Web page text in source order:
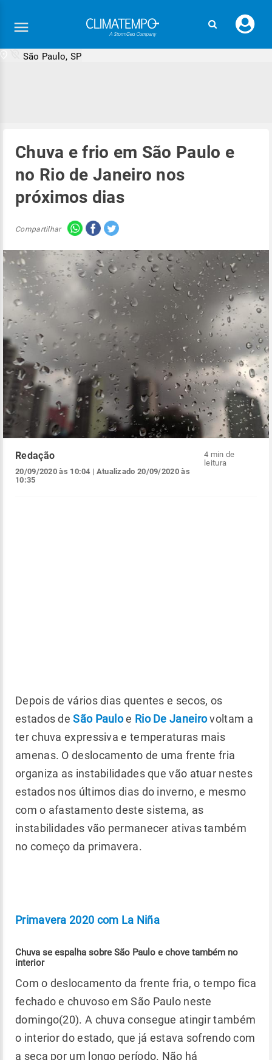
seu
São Paulo, SP
Chuva e frio em São Paulo e
no Rio de Janeiro nos
próximos dias
Compartilhar
Redação
20/09/2020 às 10:04 | Atualizado 20/09/2020 às
10:35
4 min de
leitura
Depois de vários dias quentes e secos, os
estados deSão Pauloe Rio De Janeirovoltam a
ter chuva expressiva e temperaturas mais
amenas. O deslocamento de uma frente fria
organiza as instabilidades que vão atuar nestes
estados nos últimos dias do inverno, e mesmo
com o afastamento deste sistema, as
instabilidades vão permanecer ativas também
no começo da primavera.
Primavera 2020 com La Niña
Chuva se espalha sobre São Paulo e chove também no
interior
Com o deslocamento da frente fria, o tempo fica
fechado e chuvoso em São Paulo neste
domingo(20). A chuva consegue atingir também
o interior do estado, que já estava sofrendo com
a seca por um longo período. Não há